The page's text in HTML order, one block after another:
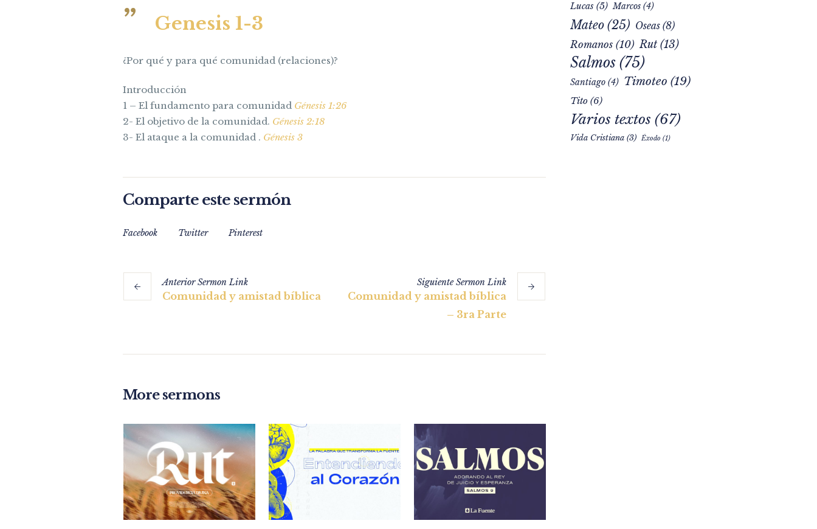
Genesis 1-3
¿Por qué y para qué comunidad (relaciones)?
Introducción
1 – El fundamento para comunidad Génesis 1:26
2- El objetivo de la comunidad. Génesis 2:18
3- El ataque a la comunidad . Génesis 3
Comparte este sermón
Facebook Twitter Pinterest
AnteriorSermonLink
Comunidad y amistad bíblica
SiguienteSermonLink
Comunidad y amistad bíblica
– 3ra Parte
More sermons
Lucas (5) Marcos(4)
Mateo(25) Oseas(8)
Romanos(10) Rut(13)
Salmos(75)
Santiago(4) Timoteo (19)
Tito(6)
Varios textos (67)
Vida Cristiana(3) Éxodo (1)